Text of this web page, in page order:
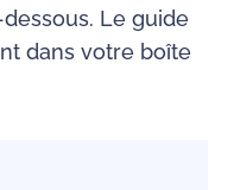
Le guide
dans votre boîte